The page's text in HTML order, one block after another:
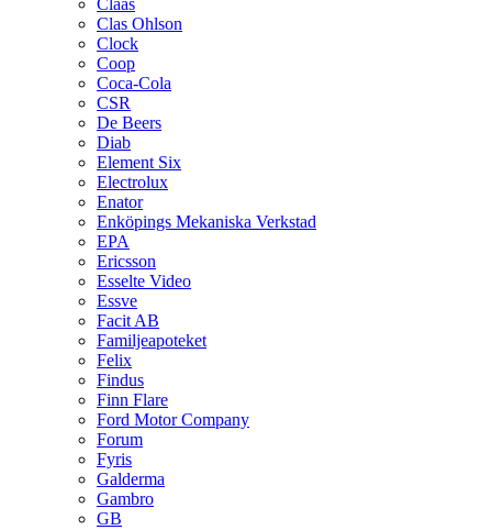
Claas
Clas Ohlson
Clock
Coop
Coca-Cola
CSR
De Beers
Diab
Element Six
Electrolux
Enator
Enköpings Mekaniska Verkstad
EPA
Ericsson
Esselte Video
Essve
Facit AB
Familjeapoteket
Felix
Findus
Finn Flare
Ford Motor Company
Forum
Fyris
Galderma
Gambro
GB